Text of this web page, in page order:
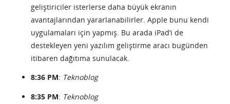
geliştiriciler isterlerse daha büyük ekranın
avantajlarından yararlanabilirler. Apple bunu kendi
uygulamaları için yapmış. Bu arada iPad’i de
destekleyen yeni yazılım geliştirme aracı bugünden
itibaren dağıtıma sunulacak.
8:36 PM: Teknoblog
8:35 PM: Teknoblog